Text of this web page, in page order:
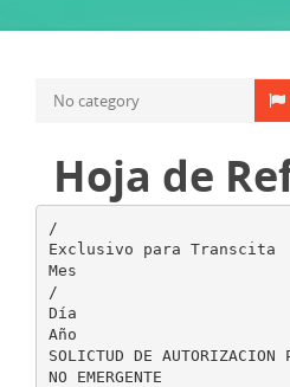
No category
Hoja de
/
Exclusivo para Transcita
Mes
/
Día
Año
SOLICTUD DE AUTORIZACION
NO EMERGENTE